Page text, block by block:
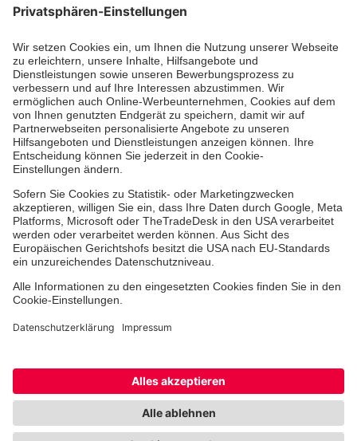
Erste-Hilfe-Kurse
Jobs
Ehrenamt
Freiwilligendienst
Johanniter-Jugend
Spendenprojekte
Kindertagesstätten
Einrichtungen
Cookie-Einstellungen Datenschutz Barrierefreiheit
Impressum Kontakt Widerruf